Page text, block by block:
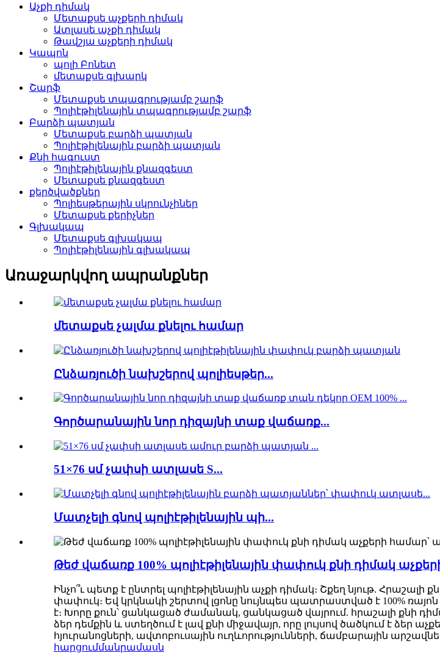
Աչքի դիմակ
Մետաքսե աչքերի դիմակ
Ատլասե աչքի դիմակ
Թավշյա աչքերի դիմակ
Կապոն
պոլի Բոնետ
մետաքսե գլխարկ
Շարֆ
Մետաքսե տպագրությամբ շարֆ
Պոլիէթիլենային տպագրությամբ շարֆ
Բարձի պատյան
Մետաքսե բարձի պատյան
Պոլիէթիլենային բարձի պատյան
Քնի հագուստ
Պոլիէթիլենային քնազգեստ
Մետաքսե քնազգեստ
քերծվածքներ
Պոլիեսթերային սկրունչիներ
Մետաքսե քերիչներ
Գլխակապ
Մետաքսե գլխակապ
Պոլիէթիլենային գլխակապ
Առաջարկվող ապրանքներ
մետաքսե չալմա քնելու համար
Ընձառյուծի նախշերով պոլիեսթեր...
Գործարանային նոր դիզայնի տաք վաճառք...
51×76 սմ չափսի ատլասե S...
Մատչելի գնով պոլիէթիլենային պի...
Թեժ վաճառք 100% պոլիէթիլենային փափուկ քնի դիմակ
Ինչո՞ւ պետք է ընտրել պոլիէթիլենային աչքի դիմակ։ Շքեղ նյութ.
փափուկ։ Եվ կրկնակի շերտով լցոնը նույնպես պատրաստված է 100%
է։ Խորը քուն՝ ցանկացած ժամանակ, ցանկացած վայրում. հրաշալի
ձեր դեմքին և ստեղծում է լավ քնի միջավայր, որը լույսով ծածկում է ձեր
հյուրանոցների, ավտոբուսային ուղևորությունների, ճամբարային
հարցումմանրամասն